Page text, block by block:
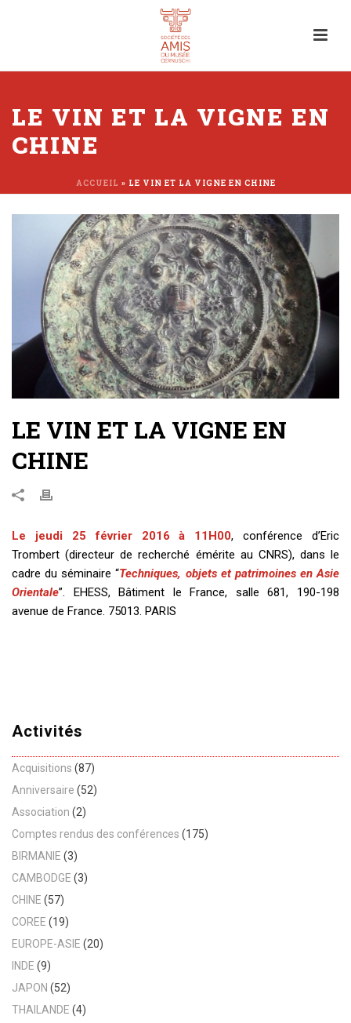
LE VIN ET LA VIGNE EN
CHINE
ACCUEIL » LE VIN ET LA VIGNE EN CHINE
LE VIN ET LA VIGNE EN
CHINE
Le jeudi 25 février 2016 à 11H00, conférence d’Eric
Trombert (directeur de recherché émérite au CNRS), dans le
cadre du séminaire “Techniques, objets et patrimoines en Asie
Orientale”. EHESS, Bâtiment le France, salle 681, 190-198
avenue de France. 75013. PARIS
Activités
Acquisitions (87)
Anniversaire (52)
Association (2)
Comptes rendus des conférences (175)
BIRMANIE (3)
CAMBODGE (3)
CHINE (57)
COREE (19)
EUROPE-ASIE (20)
INDE (9)
JAPON (52)
THAILANDE (4)